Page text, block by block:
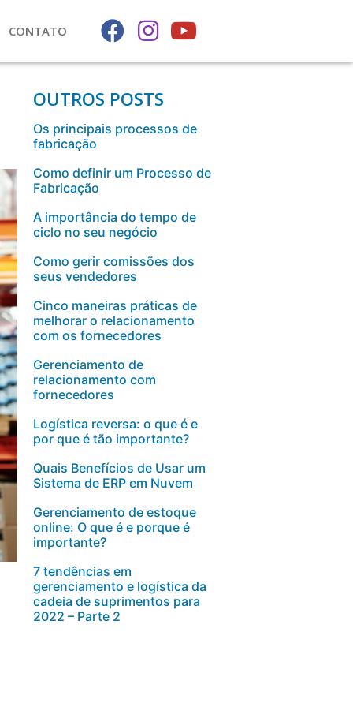
CONTATO
OUTROS POSTS
Os principais processos de
fabricação
Como definir um Processo de
Fabricação
A importância do tempo de
ciclo no seu negócio
Como gerir comissões dos
seus vendedores
Cinco maneiras práticas de
melhorar o relacionamento
com os fornecedores
Gerenciamento de
relacionamento com
fornecedores
Logística reversa: o que é e
por que é tão importante?
Quais Benefícios de Usar um
Sistema de ERP em Nuvem
Gerenciamento de estoque
online: O que é e porque é
importante?
7 tendências em
gerenciamento e logística da
cadeia de suprimentos para
2022 – Parte 2